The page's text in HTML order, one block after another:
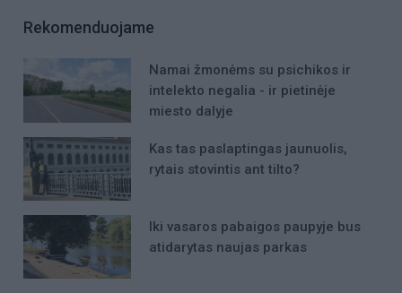
Rekomenduojame
Namai žmonėms su psichikos ir
intelekto negalia - ir pietinėje
miesto dalyje
Kas tas paslaptingas jaunuolis,
rytais stovintis ant tilto?
Iki vasaros pabaigos paupyje bus
atidarytas naujas parkas